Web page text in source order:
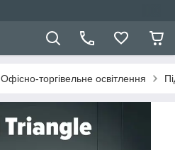
Офісно-торгівельне освітлення